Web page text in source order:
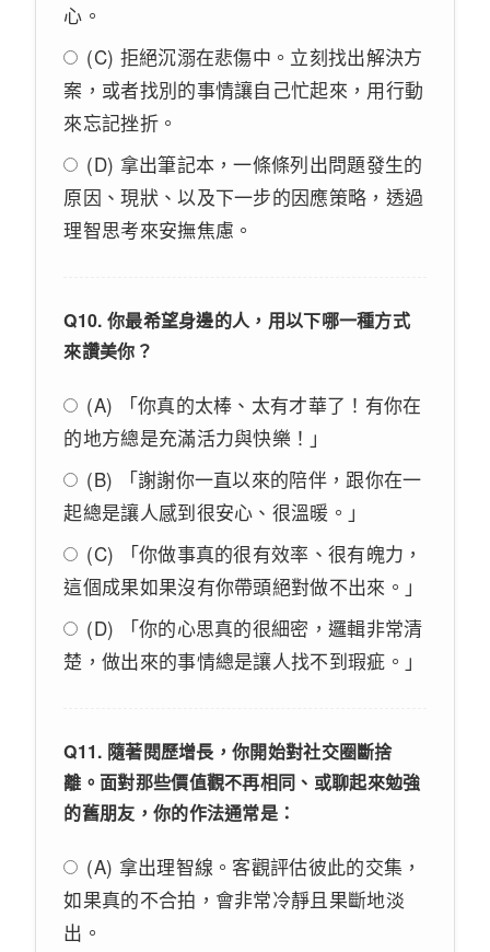
心。
(C) 拒絕沉溺在悲傷中。立刻找出解決方
案，或者找別的事情讓自己忙起來，用行動
來忘記挫折。
(D) 拿出筆記本，一條條列出問題發生的
原因、現狀、以及下一步的因應策略，透過
理智思考來安撫焦慮。
Q10. 你最希望身邊的人，用以下哪一種方式
來讚美你？
(A) 「你真的太棒、太有才華了！有你在
的地方總是充滿活力與快樂！」
(B) 「謝謝你一直以來的陪伴，跟你在一
起總是讓人感到很安心、很溫暖。」
(C) 「你做事真的很有效率、很有魄力，
這個成果如果沒有你帶頭絕對做不出來。」
(D) 「你的心思真的很細密，邏輯非常清
楚，做出來的事情總是讓人找不到瑕疵。」
Q11. 隨著閱歷增長，你開始對社交圈斷捨
離。面對那些價值觀不再相同、或聊起來勉強
的舊朋友，你的作法通常是：
(A) 拿出理智線。客觀評估彼此的交集，
如果真的不合拍，會非常冷靜且果斷地淡
出。